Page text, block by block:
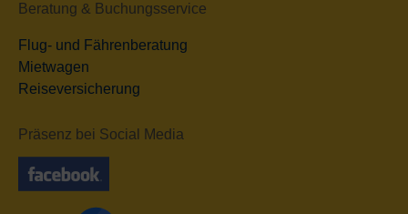
Beratung & Buchungsservice
Flug- und Fährenberatung
Mietwagen
Reiseversicherung
Präsenz bei Social Media